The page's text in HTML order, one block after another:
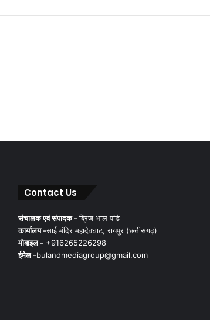
Contact Us
संचालक एवं संपादक -ब्रिज भाल पांडे
कार्यालय -साई मंदिर महादेवघाट, रायपुर (छत्तीसगढ़)
मोबाइल -+916265226298
ईमेल -bulandmediagroup@gmail.com